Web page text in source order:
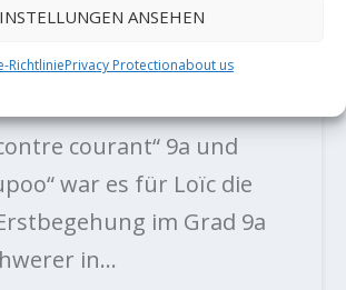
ANSEHEN
RichtliniePrivacy Protectionabout us
9a und schwerer in…
mit Erstbegehung
courant“ 9a und
war es für Loïc die
im Grad 9a
in…